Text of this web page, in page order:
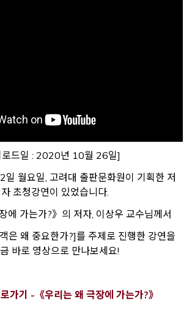
로드일 : 2020년 10월 26일]
월요일, 고려대 출판문화원이 기획한 저
자 초청강연이 있었습니다.
에 가는가?》의 저자, 이상우 교수님께서
은 왜 중요한가?]를 주제로 진행한 강연을
바로 영상으로 만나보세요!
가기 -《우리는 왜 극장에 가는가?》